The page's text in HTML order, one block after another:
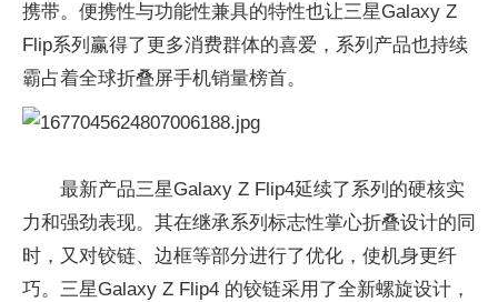
携带。便携性与功能性兼具的特性也让三星Galaxy Z
Flip系列赢得了更多消费群体的喜爱，系列产品也持续
霸占着全球折叠屏手机销量榜首。
最新产品三星Galaxy Z Flip4延续了系列的硬核实
力和强劲表现。其在继承系列标志性掌心折叠设计的同
时，又对铰链、边框等部分进行了优化，使机身更纤
巧。三星Galaxy Z Flip4 的铰链采用了全新螺旋设计，